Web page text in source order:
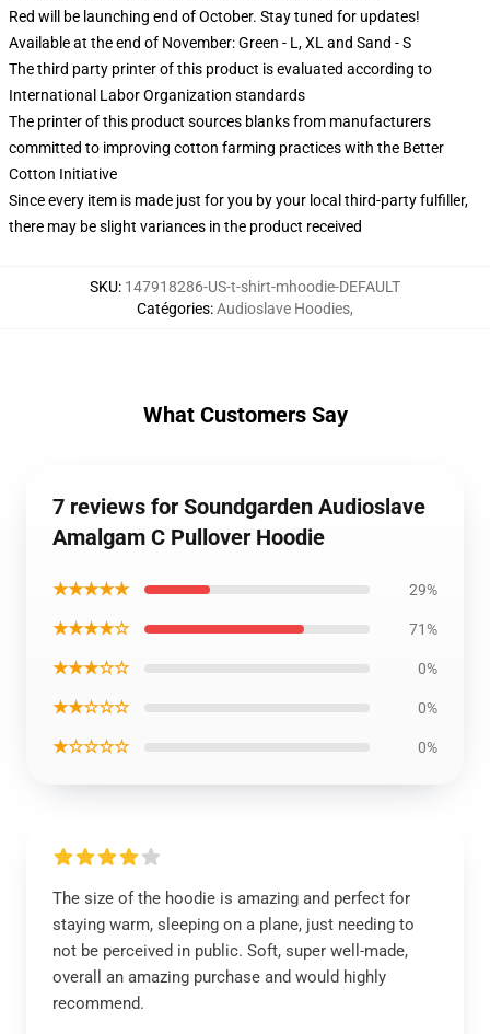
Red will be launching end of October. Stay tuned for updates!
Available at the end of November: Green - L, XL and Sand - S
The third party printer of this product is evaluated according to
International Labor Organization standards
The printer of this product sources blanks from manufacturers
committed to improving cotton farming practices with the Better
Cotton Initiative
Since every item is made just for you by your local third-party fulfiller,
there may be slight variances in the product received
SKU: 147918286-US-t-shirt-mhoodie-DEFAULT
Catégories:Audioslave Hoodies,
What Customers Say
7 reviews for Soundgarden Audioslave
Amalgam C Pullover Hoodie
★★★★★ 29%
★★★★☆ 71%
★★★☆☆ 0%
★★☆☆☆ 0%
★☆☆☆☆ 0%
The size of the hoodie is amazing and perfect for
staying warm, sleeping on a plane, just needing to
not be perceived in public. Soft, super well-made,
overall an amazing purchase and would highly
recommend.